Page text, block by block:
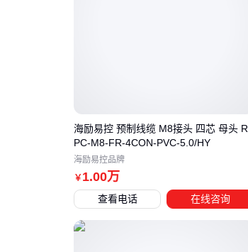
￥ 1.00万
海励易控 预制线缆 M8接头 四芯 母头 R
PC-M8-FR-4CON-PVC-5.0/HY
海励易控品牌
查看电话 在线咨询